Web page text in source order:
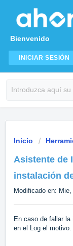
Bienvenido
INICIAR SESIÓN
Inicio
Asistente de
instalación
Modificado en:
En caso de fallar
en el Log el motivo.